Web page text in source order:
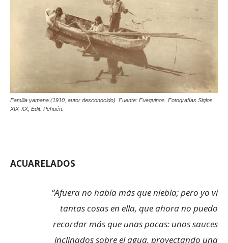
Familia yamana (1910, autor desconocido). Fuente: Fueguinos. Fotografías Siglos
XIX-XX, Edit. Pehuén.
ACUARELADOS
“Afuera no había más que niebla; pero yo vi
tantas cosas en ella, que ahora no puedo
recordar más que unas pocas: unos sauces
inclinados sobre el agua, proyectando una